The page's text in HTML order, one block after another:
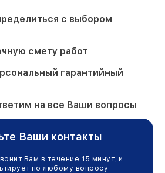
с выбором
смету работ
гарантийный
на все Ваши вопросы
Ваши контакты
Вам в течение 15 минут, и
по любому вопросу